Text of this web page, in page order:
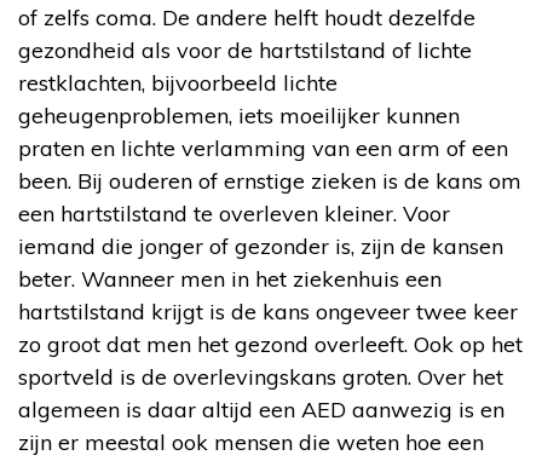
of zelfs coma. De andere helft houdt dezelfde
gezondheid als voor de hartstilstand of lichte
restklachten, bijvoorbeeld lichte
geheugenproblemen, iets moeilijker kunnen
praten en lichte verlamming van een arm of een
been. Bij ouderen of ernstige zieken is de kans om
een hartstilstand te overleven kleiner. Voor
iemand die jonger of gezonder is, zijn de kansen
beter. Wanneer men in het ziekenhuis een
hartstilstand krijgt is de kans ongeveer twee keer
zo groot dat men het gezond overleeft. Ook op het
sportveld is de overlevingskans groten. Over het
algemeen is daar altijd een AED aanwezig is en
zijn er meestal ook mensen die weten hoe een